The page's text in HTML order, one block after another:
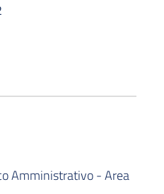
Amministrativo - Area